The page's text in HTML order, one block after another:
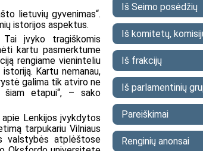
lietuvių gyvenimas“.
istorijos aspektus.
įvyko tragiškomis
kartu pasmerktume
rengiame vieninteliu
Kartu nemanau,
galima tik atviro ne
šiam etapui“, – sako
apie Lenkijos įvykdytos
tarpukariu Vilniaus
valstybės atplėštose
Iš Seimo posėdžių
Iš komitetų,
Iš frakcijų
Iš parlamentinių
Pareiškimai
Renginių anonsai